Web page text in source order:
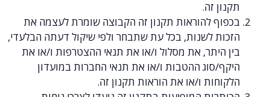
להוראות תקנון זה הקבוצה שומרת לעצמה את
לשנות, בכל עת שתבחר ולפי שיקול דעתה הבלעדי,
את מסלול ו/או את תנאי ההצטרפות ו/או את
ההטבות ו/או את תנאי החברות במועדון
ו/או את הוראות תקנון זה.